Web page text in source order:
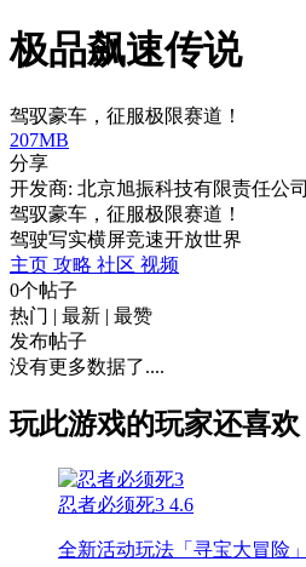
极品飙速传说
驾驭豪车，征服极限赛道！
207MB
分享
开发商: 北京旭振科技有限责任公司
驾驭豪车，征服极限赛道！
驾驶写实横屏竞速开放世界
主页 攻略 社区 视频
0个帖子
热门 | 最新 | 最赞
发布帖子
没有更多数据了....
玩此游戏的玩家还喜欢
忍者必须死3 4.6
全新活动玩法「寻宝大冒险」